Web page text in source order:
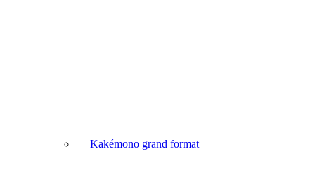
Kakémono grand format